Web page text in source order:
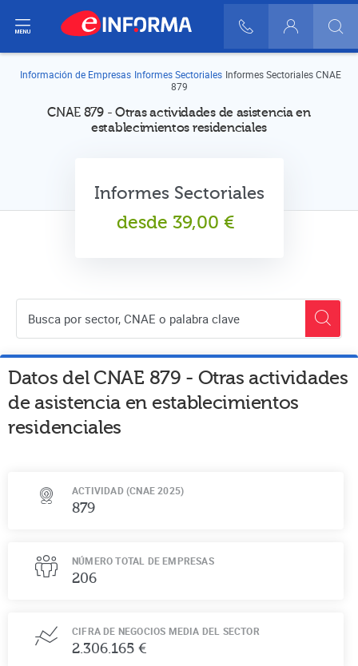
900 10 30 20
Login
Información de Empresas Informes Sectoriales Informes Sectoriales CNAE
879
CNAE 879 - Otras actividades de asistencia en
establecimientos residenciales
Informes Sectoriales
desde 39,00 €
Datos del CNAE 879 - Otras actividades
de asistencia en establecimientos
residenciales
ACTIVIDAD (CNAE 2025)
879
NÚMERO TOTAL DE EMPRESAS
206
CIFRA DE NEGOCIOS MEDIA DEL SECTOR
2.306.165 €